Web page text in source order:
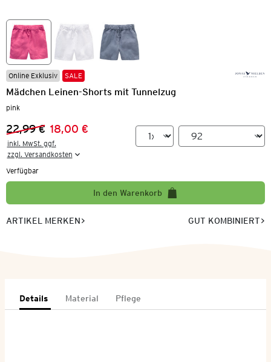
Online Exklusiv SALE
Mädchen Leinen-Shorts mit Tunnelzug
pink
Vorheriger Preis:
22,99 €
Neuer Preis:18,00 €
inkl. MwSt. ggf.
zzgl. Versandkosten
Verfügbar
In den Warenkorb
ARTIKEL MERKEN GUT KOMBINIERT
Details Material Pflege